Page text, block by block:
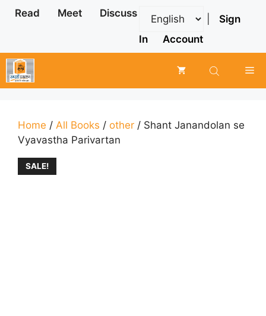
Skip
Read Meet Discuss
Sign
In
Account
Home / All Books / other / Shant Janandolan se
Vyavastha Parivartan
SALE!